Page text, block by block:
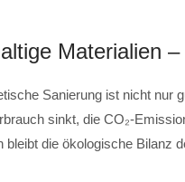
Materialien
Sanierung ist nicht nur
sinkt, die CO₂-
bleibt die ökologische Bilanz